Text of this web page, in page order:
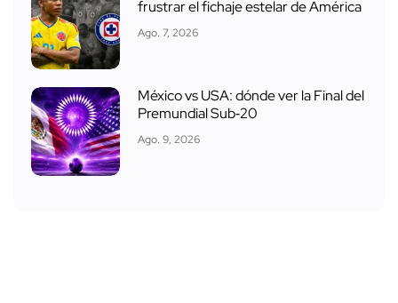
frustrar el fichaje estelar de América
Ago. 7, 2026
México vs USA: dónde ver la Final del
Premundial Sub‑20
Ago. 9, 2026